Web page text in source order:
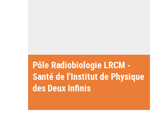
Pôle Radiobiologie LRCM -
Santé de l'Institut de Physique
des Deux Infinis